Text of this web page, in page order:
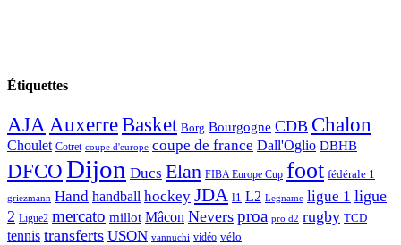
Étiquettes
AJA AuxerreBasket Borg Bourgogne CDB Chalon
Choulet Cotret coupe d'europe coupe de france Dall'Oglio DBHB
DFCODijon Ducs Elan FIBA Europe Cup foot fédérale 1
griezmann Hand handball hockey JDA l1 L2 Legname ligue 1 ligue
2 Ligue2 mercato millot Mâcon Nevers proa pro d2 rugby TCD
tennis transferts USON vannuchi vidéo vélo